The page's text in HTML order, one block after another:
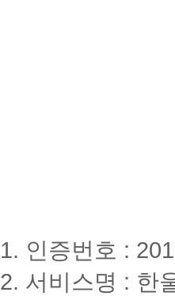
1. 인증번호 :
2. 서비스명 : 한